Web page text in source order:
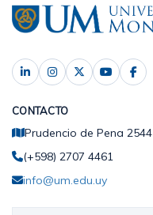
CONTACTO
Prudencio de Pena 2544
(+598) 2707 4461
info@um.edu.uy